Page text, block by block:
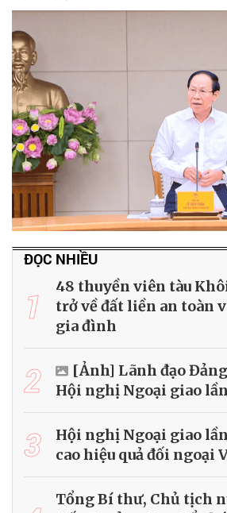
ĐỌC NHIỀU
1
48 thuyền viên tàu
trở về đất liền an toàn
gia đình
2
[Ảnh] Lãnh đạo
Hội nghị Ngoại giao
3
Hội nghị Ngoại giao
cao hiệu quả đối ngoại
Tổng Bí thư, Chủ tịch